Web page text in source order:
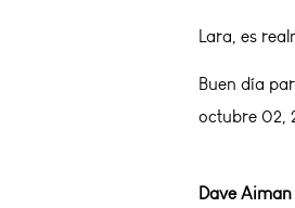
Lara, es
Buen día
octubre 02,
Dave Aiman